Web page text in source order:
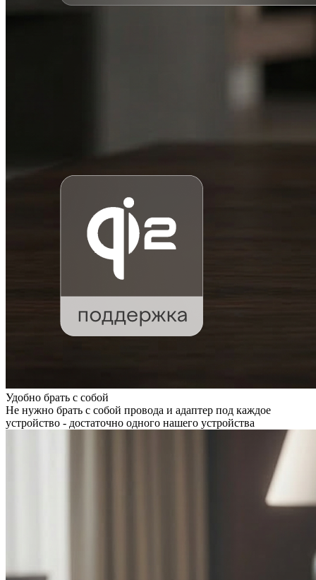
Удобно брать с собой
Не нужно брать с собой провода и адаптер под каждое
устройство - достаточно одного нашего устройства